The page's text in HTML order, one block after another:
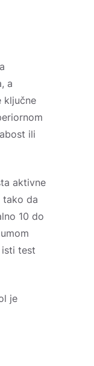
a
ključne
ili
aktivne
tako da
10 do
test
je